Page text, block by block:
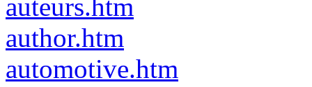
auteurs.htm
author.htm
automotive.htm